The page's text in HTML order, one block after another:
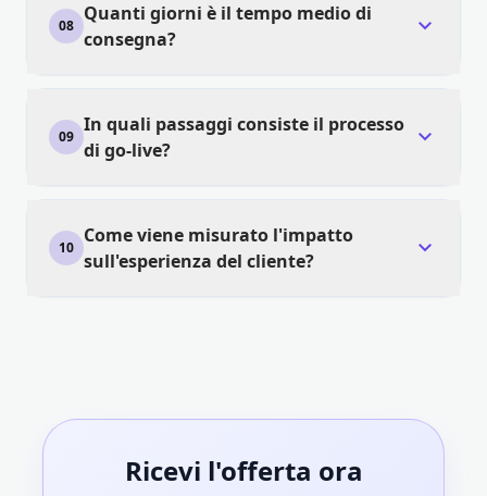
08
Quanti giorni è il tempo medio di
consegna?
expand_more
09
In quali passaggi consiste il processo
di go-live?
expand_more
10
Come viene misurato l'impatto
sull'esperienza del cliente?
expand_more
Ricevi l'offerta ora